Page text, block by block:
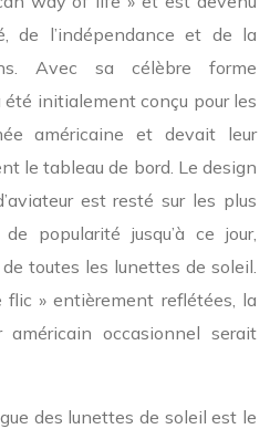
de l’indépendance et de la
Avec sa célèbre forme
été initialement conçu pour les
américaine et devait leur
le tableau de bord. Le design
est resté sur les plus
popularité jusqu’à ce jour,
toutes les lunettes de soleil.
» entièrement reflétées, la
occasionnel serait
des lunettes de soleil est le